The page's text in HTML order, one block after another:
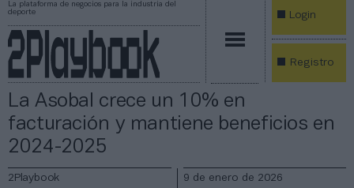
La plataforma de negocios para la industria del
deporte
Login
Registro
La Asobal crece un 10% en
facturación y mantiene beneficios en
2024-2025
2Playbook 9 de enero de 2026